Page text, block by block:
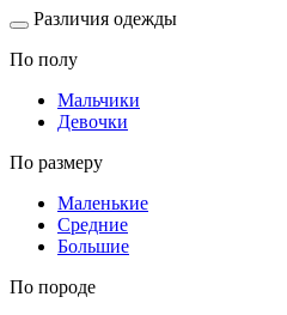
Различия одежды
По полу
Мальчики
Девочки
По размеру
Маленькие
Средние
Большие
По породе